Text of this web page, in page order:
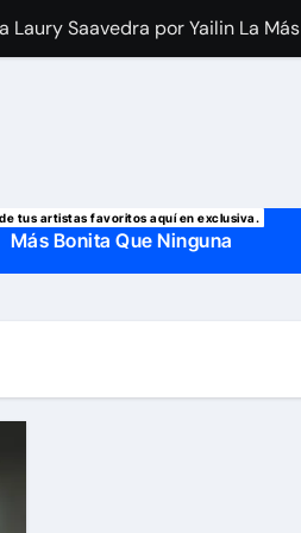
Laury Saavedra por Yailin La
la muerte de su
tus artistas favoritos aquí en exclusiva.
Más Bonita Que Ninguna